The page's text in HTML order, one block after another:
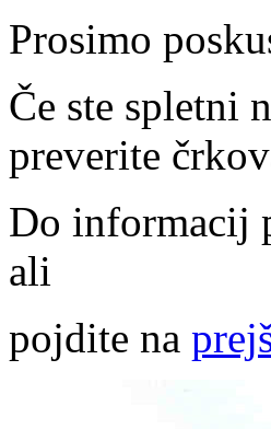
Prosimo
Če ste spletni
preverite
Do informacij
ali
pojdite na